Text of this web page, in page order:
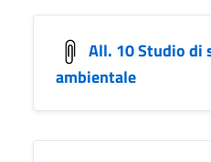
All. 10 Studio
ambientale